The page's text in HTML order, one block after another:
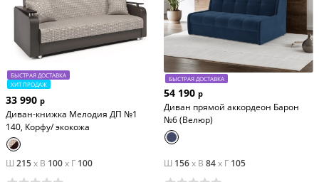
БЫСТРАЯ ДОСТАВКА
ХИТ ПРОДАЖ
33 990 р
Диван-книжка Мелодия ДП №1
140, Корфу/ экокожа
Ш 215x В 100x Г 100
БЫСТРАЯ ДОСТАВКА
54 190 р
Диван прямой аккордеон Барон
№6 (Велюр)
Ш 156x В 84x Г 105